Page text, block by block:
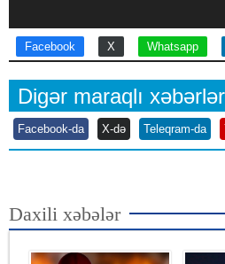
Facebook X Whatsapp
Digər maraqlı
Facebook-da X-də Teleqram-da
Daxili xəbələr